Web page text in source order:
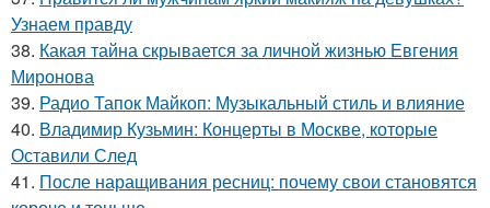
Узнаем правду
38. Какая тайна скрывается за личной жизнью Евгения
Миронова
39. Радио Тапок Майкоп: Музыкальный стиль и влияние
40. Владимир Кузьмин: Концерты в Москве, которые
Оставили След
41. После наращивания ресниц: почему свои становятся